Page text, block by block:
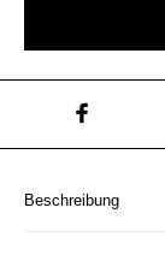
Beschreibung